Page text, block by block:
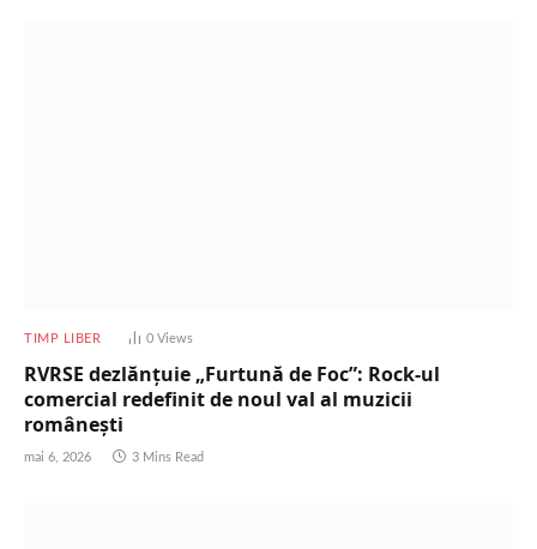
TIMP LIBER 0 Views
RVRSE dezlănțuie „Furtună de Foc”: Rock-ul
comercial redefinit de noul val al muzicii
românești
mai 6, 2026 3 Mins Read